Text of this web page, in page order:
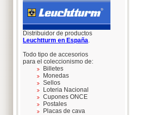
Distribuidor de productos
Leuchtturm en España.
Todo tipo de accesorios
para el coleccionismo de:
Billetes
Monedas
Sellos
Loteria Nacional
Cupones ONCE
Postales
Placas de cava